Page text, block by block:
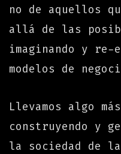
no de aquellos
allá de las
imaginando y re-
modelos de
Llevamos algo
construyendo y
la sociedad de